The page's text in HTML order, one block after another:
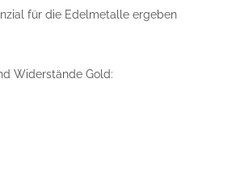
für die Edelmetalle ergeben
Widerstände Gold: